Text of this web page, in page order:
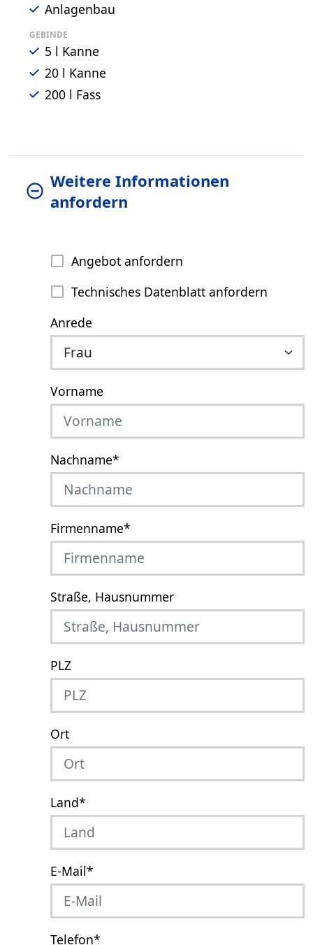
Anlagenbau
GEBINDE
5 l Kanne
20 l Kanne
200 l Fass
Weitere Informationen
anfordern
Angebot anfordern
Technisches Datenblatt anfordern
Anrede
Vorname
Nachname*
Firmenname*
Straße, Hausnummer
PLZ
Ort
Land*
E-Mail*
Telefon*